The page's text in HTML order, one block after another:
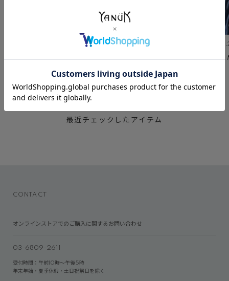
DENIM SNAP
July 23 ,2026
BLACK&GRAY DENIM
July 2
Relax
RECENTLY CHECKED
最近チェックしたアイテム
CONTACT
オンラインストアでのご購入に関するお問い合わせ
03-6809-2611
受付時間：午前10時～午後5時
年末年始・夏季休暇・土日祝祭日を除く